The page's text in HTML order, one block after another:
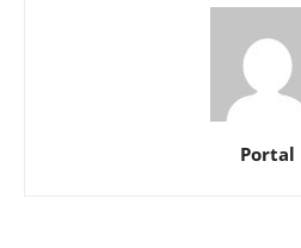
Portal